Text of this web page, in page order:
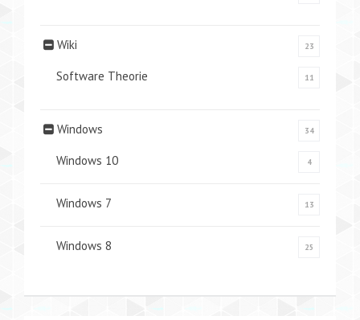
Wiki 23
Software Theorie 11
Windows 34
Windows 10 4
Windows 7 13
Windows 8 25